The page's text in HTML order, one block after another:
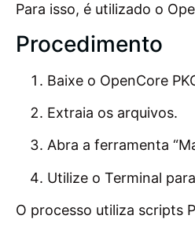
Para isso, é utilizado o
Procedimento
Baixe o OpenCore
Extraia os arquivos.
Abra a ferramenta
Utilize o Terminal
O processo utiliza scripts